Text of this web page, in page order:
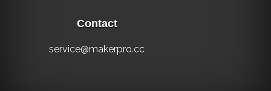
Contact
service@makerpro.cc